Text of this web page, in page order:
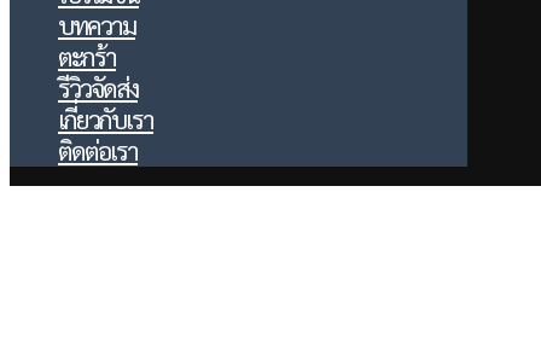
บทความ
ตะกร้า
รีวิวจัดส่ง
เกี่ยวกับเรา
ติดต่อเรา